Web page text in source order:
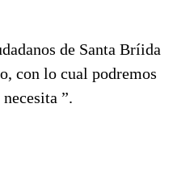
de Santa Bríida
con lo cual podremos
”.